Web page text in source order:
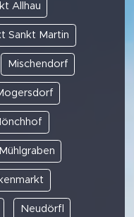
Allhau
Sankt Martin
Mischendorf
Mühlgraben
Neudörfl